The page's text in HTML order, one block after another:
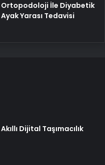
Ortopodoloji İle Diyabetik
Ayak Yarası Tedavisi
Dijital Taşımacılık